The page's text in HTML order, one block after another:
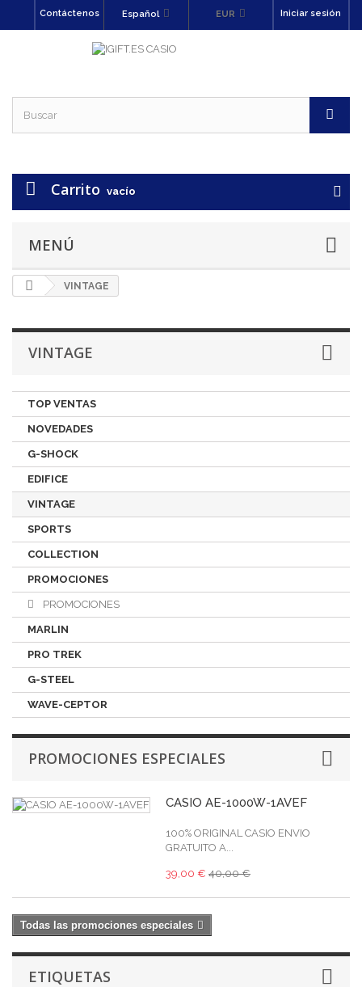
Iniciar sesión
EUR
Español
Contáctenos
Carrito vacío
MENÚ
VINTAGE
VINTAGE
TOP VENTAS
NOVEDADES
G-SHOCK
EDIFICE
VINTAGE
SPORTS
COLLECTION
PROMOCIONES
PROMOCIONES
MARLIN
PRO TREK
G-STEEL
WAVE-CEPTOR
PROMOCIONES ESPECIALES
CASIO AE-1000W-1AVEF
100% ORIGINAL CASIO ENVIO
GRATUITO A...
39,00 € 40,00 €
Todas las promociones especiales
ETIQUETAS